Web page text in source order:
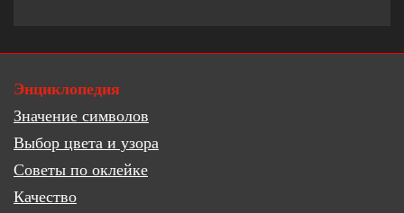
Энциклопедия
Значение символов
Выбор цвета и узора
Советы по оклейке
Качество